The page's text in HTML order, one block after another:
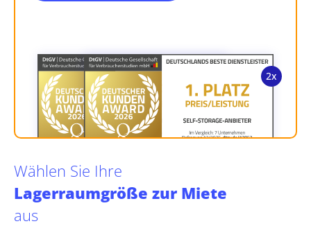
Wählen Sie Ihre
Lagerraumgröße zur Miete
aus